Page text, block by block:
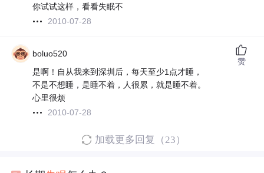
你试试这样，看看失眠不
2010-07-28
boluo520
是啊！自从我来到深圳后，每天至少1点才睡，
不是不想睡，是睡不着，人很累，就是睡不着。
心里很烦
2010-07-28
赞
加载更多回复（23）